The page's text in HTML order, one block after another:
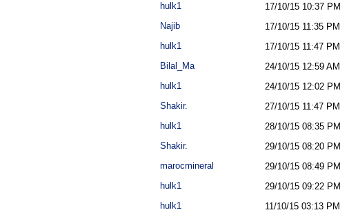
hulk1 17/10/15 10:37 PM
Najib 17/10/15 11:35 PM
hulk1 17/10/15 11:47 PM
Bilal_Ma 24/10/15 12:59 AM
hulk1 24/10/15 12:02 PM
Shakir. 27/10/15 11:47 PM
hulk1 28/10/15 08:35 PM
Shakir. 29/10/15 08:20 PM
marocmineral 29/10/15 08:49 PM
hulk1 29/10/15 09:22 PM
hulk1 11/10/15 03:13 PM